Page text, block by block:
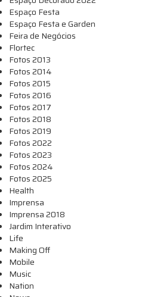
Espaço Festa
Espaço Festa e Garden
Feira de Negócios
Flortec
Fotos 2013
Fotos 2014
Fotos 2015
Fotos 2016
Fotos 2017
Fotos 2018
Fotos 2019
Fotos 2022
Fotos 2023
Fotos 2024
Fotos 2025
Health
Imprensa
Imprensa 2018
Jardim Interativo
Life
Making Off
Mobile
Music
Nation